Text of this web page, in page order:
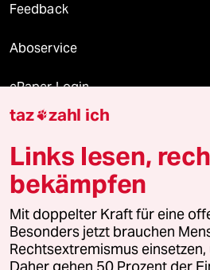
Feedback
Aboservice
ePaper Login
Downloads für Abonnierende
© 2026 taz Verlags und Vertriebs
Alle Rechte vorbehalten. Bei rechtlichen
wenden Sie sich bitte an
lizenzen@taz.de
taz zahl ich
Links lesen,
bekämpfen
Mit doppelter Kraft für eine
Besonders jetzt brauchen
Rechtsextremismus